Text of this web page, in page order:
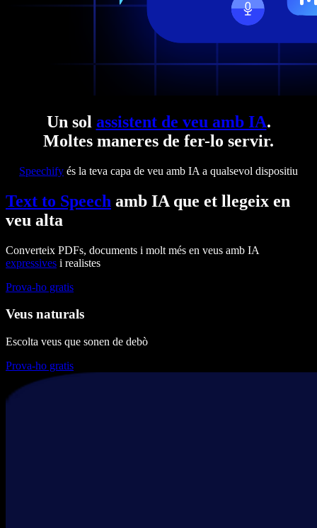
Un sol assistent de veu amb IA.
Moltes maneres de fer-lo servir.
Speechify és la teva capa de veu amb IA a qualsevol dispositiu
Text to Speech amb IA que et llegeix en
veu alta
Converteix PDFs, documents i molt més en veus amb IA
expressives i realistes
Prova-ho gratis
Veus naturals
Escolta veus que sonen de debò
Prova-ho gratis